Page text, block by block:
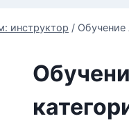
инструктор /